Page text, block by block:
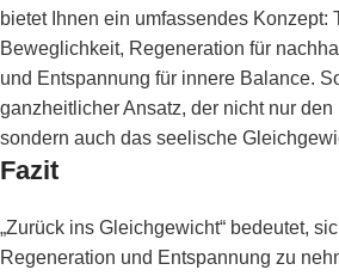
bietet Ihnen ein umfassendes Konzept:
Beweglichkeit, Regeneration für
und Entspannung für innere Balance.
ganzheitlicher Ansatz, der nicht nur den
sondern auch das seelische
Fazit
„Zurück ins Gleichgewicht“ bedeutet,
Regeneration und Entspannung zu